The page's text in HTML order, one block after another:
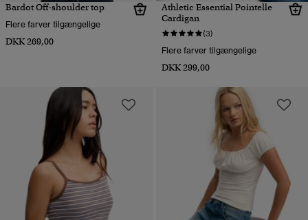
Bardot Off-shoulder top
Flere farver tilgængelige
DKK 269,00
Athletic Essential Pointelle
Cardigan
(3)
Flere farver tilgængelige
DKK 299,00